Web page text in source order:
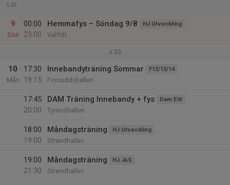
Lör
9
Sön
00:00
23:00
Hemmafys – Söndag 9/8 HJ Utveckling
Valfritt
v.33
10
Mån
17:30
19:15
Innebandyträning Sommar F12/13/14
Fornuddshallen
17:45
20:00
DAM Träning Innebandy + fys Dam Elit
Tyresöhallen
18:00
19:00
Måndagsträning HJ Utveckling
Strandhallen
19:00
21:30
Måndagsträning HJ JAS
Strandhallen